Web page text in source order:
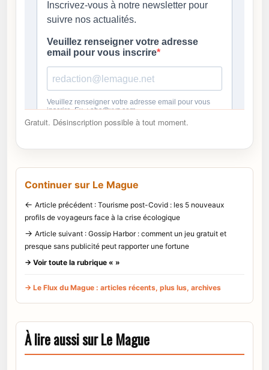
Gratuit. Désinscription possible à tout moment.
Continuer sur Le Mague
← Article précédent : Tourisme post-Covid : les 5 nouveaux
profils de voyageurs face à la crise écologique
→ Article suivant : Gossip Harbor : comment un jeu gratuit et
presque sans publicité peut rapporter une fortune
→ Voir toute la rubrique « »
→ Le Flux du Mague : articles récents, plus lus, archives
À lire aussi sur Le Mague